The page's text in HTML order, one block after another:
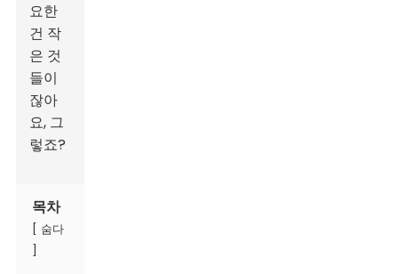
요한
건 작
은 것
들이
잖아
요, 그
렇죠?
목차
숨다